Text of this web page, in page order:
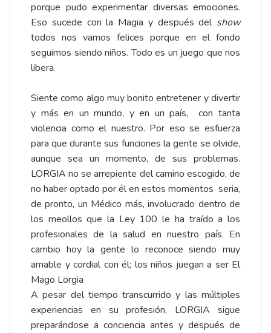
porque pudo experimentar diversas emociones.
Eso sucede con la Magia y después del show
todos nos vamos felices porque en el fondo
seguimos siendo niños. Todo es un juego que nos
libera.
Siente como algo muy bonito entretener y divertir
y más en un mundo, y en un país, con tanta
violencia como el nuestro. Por eso se esfuerza
para que durante sus funciones la gente se olvide,
aunque sea un momento, de sus problemas.
LORGIA no se arrepiente del camino escogido, de
no haber optado por él en estos momentos seria,
de pronto, un Médico más, involucrado dentro de
los meollos que la Ley 100 le ha traído a los
profesionales de la salud en nuestro país. En
cambio hoy la gente lo reconoce siendo muy
amable y cordial con él; los niños juegan a ser El
Mago Lorgia
A pesar del tiempo transcurrido y las múltiples
experiencias en su profesión, LORGIA sigue
preparándose a conciencia antes y después de